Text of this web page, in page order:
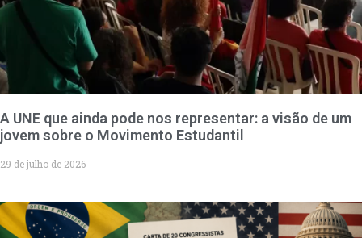
A UNE que ainda pode nos representar: a visão de um
jovem sobre o Movimento Estudantil
29 de julho de 2026